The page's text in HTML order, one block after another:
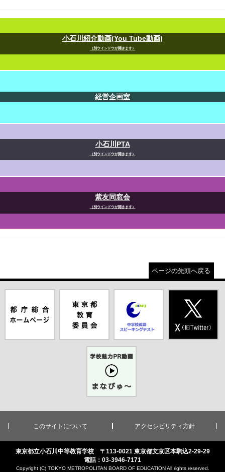
小石川紹介動画(You Tube動画)
（別ウインドウが開きます）
経営企画室
小石川PTA
（別ウインドウが開きます）
紫友同窓会
（別ウインドウが開きます）
ページの先頭へ戻る
ムページ（別
ウインドウが
員会（別ウイ
ンドウが開き
ピーキングテ
スト（別ウイ
ンドウが開き
（別ウインド
ウが開きま
す）
学校魅力PR
動画まなびゅ
ー（別ウイン
ドウが開きま
このサイトについて アクセシビリティ方針
東京都立小石川中等教育学校 〒113-0021 東京都文京区本駒込2-29-29
電話：03-3946-7171
Copyright (C) TOKYO METROPOLITAN BOARD OF EDUCATION All rights reserved.